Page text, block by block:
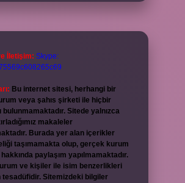
İletişim: Skype:
Bu internet sitesi, herhangi bir
veya şahıs şirketi ile hiçbir
bulunmamaktadır. Sitede yalnızca
makaleler
Burada yer alan içerikler
taşımamakta olup, gerçek kurum
paylaşım yapılmamaktadır.
ve kişiler ile isim benzerlikleri
tesadüfidir. Sitemizdeki bilgiler